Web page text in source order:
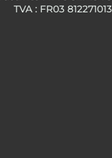
TVA : FR03 812271013